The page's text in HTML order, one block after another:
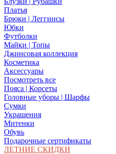
Платья
Брюки | Леггинсы
Юбки
Футболки
Майки | Топы
Джинсовая коллекция
Косметика
Аксессуары
Посмотреть все
Пояса | Корсеты
Головные уборы | Шарфы
Сумки
Украшения
Митенки
Обувь
Подарочные сертификаты
ЛЕТНИЕ СКИДКИ